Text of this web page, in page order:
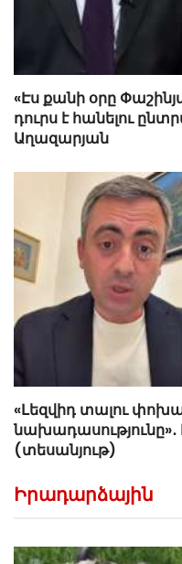
«Էս քանի օրը
դուրս է հանելու
Աղազարյան
«Լեզվիդ տալու
(տեսանյութ)
Իրադարձային